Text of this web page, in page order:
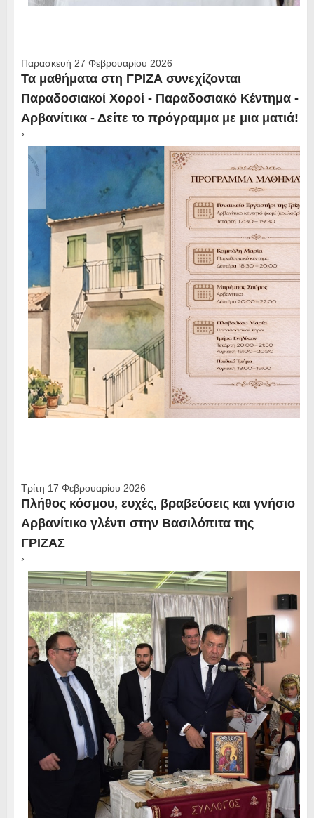
Παρασκευή 27 Φεβρουαρίου 2026
Τα μαθήματα στη ΓΡΙΖΑ συνεχίζονται
Παραδοσιακοί Χοροί - Παραδοσιακό Κέντημα -
Αρβανίτικα - Δείτε το πρόγραμμα με μια ματιά!
›
Τρίτη 17 Φεβρουαρίου 2026
Πλήθος κόσμου, ευχές, βραβεύσεις και γνήσιο
Αρβανίτικο γλέντι στην Βασιλόπιτα της
ΓΡΙΖΑΣ
›